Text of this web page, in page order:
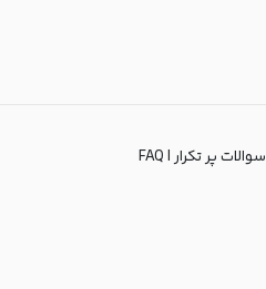
سوالات پر تکرار | FAQ